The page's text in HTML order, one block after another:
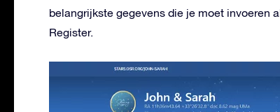
belangrijkste gegevens die je moet invoeren
Register.